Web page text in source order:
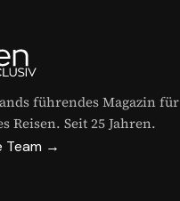
führendes Magazin für
Reisen. Seit 25 Jahren.
Team →